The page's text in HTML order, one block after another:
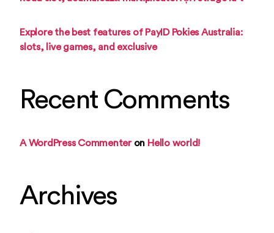
Explore the best features of PayID Pokies Australia:
slots, live games, and exclusive
Recent Comments
A WordPress Commenteron Hello world!
Archives